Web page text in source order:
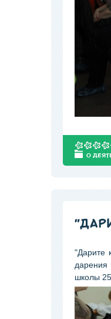
О
"Дарите
дарения
школы